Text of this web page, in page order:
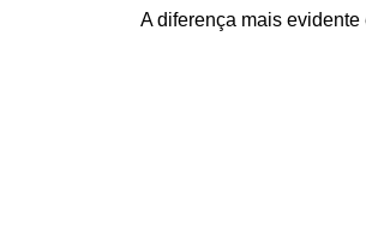
A diferença mais